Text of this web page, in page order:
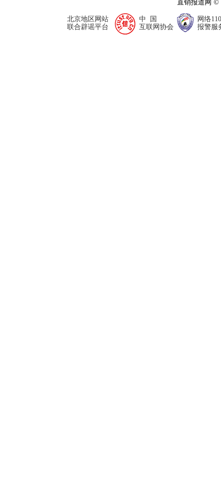
直销报道网
北京地区网站
联合辟谣平台
中 国
互联网协会
网络110
报警服